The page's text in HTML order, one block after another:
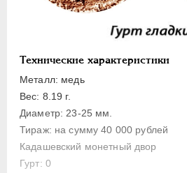
Технические характеристики
Металл: медь
Вес: 8.19 г.
Диаметр: 23-25 мм.
Тираж: на сумму 40 000 рублей
Кадашевский монетный двор
Гурт: 0
ЕКАТЕРИНА I 1725-1727
1727-1729
АННА ИОАННОВНА 1730-1740
ИОАНН АНТОНОВИЧ
ЕЛИЗАВЕТА
ПЕТР III 1762-1762
ЕКАТЕРИНА II 1762-1796
ПАВЕЛ I 1796-1801